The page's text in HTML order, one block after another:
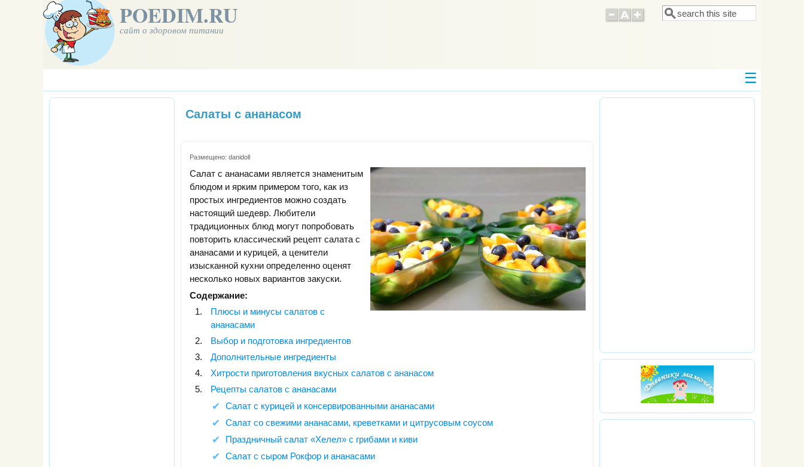
POEDIM.RU
сайт о здоровом питании
Форма поиска
Поиск
Салаты с ананасом
Размещено: danidoll
Салат с ананасами является знаменитым
блюдом и ярким примером того, как из
простых ингредиентов можно создать
настоящий шедевр. Любители
традиционных блюд могут попробовать
повторить классический рецепт салата с
ананасами и курицей, а ценители
изысканной кухни определенно оценят
несколько новых вариантов закуски.
Содержание:
Плюсы и минусы салатов с
ананасами
Выбор и подготовка ингредиентов
Дополнительные ингредиенты
Хитрости приготовления вкусных салатов с ананасом
Рецепты салатов с ананасами
Салат с курицей и консервированными ананасами
Салат со свежими ананасами, креветками и цитрусовым соусом
Праздничный салат «Хелел» с грибами и киви
Салат с сыром Рокфор и ананасами